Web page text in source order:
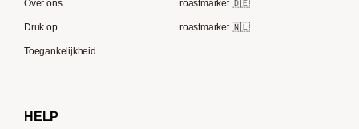
Speicherstadt Kaffee
Supremo
Moccamaster
Over ons
Druk op
Toegankelijkheid
roastmarket 🇩🇪
roastmarket 🇳🇱
HELP